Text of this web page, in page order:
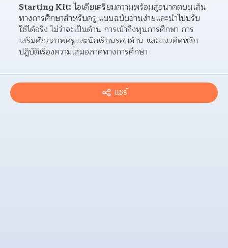
Starting Kit: ไอเดียเตรียมความพร้อมสู่อนาคตบนเส้น
ทางการศึกษาสำหรับครู แบบฉบับอ่านง่ายและนำไปปรับ
ใช้ได้จริง ไม่ว่าจะเป็นด้าน การเข้าถึงทุนการศึกษา การ
เสริมศักยภาพครูและนักเรียนรอบด้าน และแนวคิดหลัก
ปฏิบัติเรื่องความเสมอภาคทางการศึกษา
แชร์